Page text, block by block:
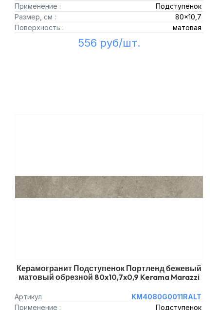
Применение :
Подступенок
Размер, см :
80x10,7
Поверхность :
матовая
556 руб/шт.
Керамогранит Подступенок Портленд бежевый
матовый обрезной 80x10,7x0,9 Kerama Marazzi
Артикул
KM4080G0011RALT
Применение :
Подступенок